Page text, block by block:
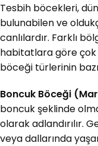
Tesbih böcekleri,
bulunabilen ve
canlılardır. Farklı
habitatlara göre
böceği türlerinin
Boncuk Böceği
boncuk şeklinde
olarak adlandırılır.
veya dallarında